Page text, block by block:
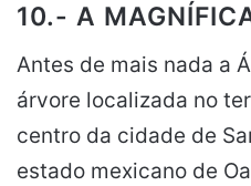
10.- A
Antes de mais nada a
árvore localizada no
centro da cidade de
estado mexicano de